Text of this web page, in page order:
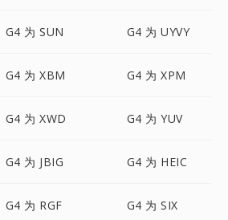
G4 为 SUN G4 为 UYVY
G4 为 XBM G4 为 XPM
G4 为 XWD G4 为 YUV
G4 为 JBIG G4 为 HEIC
G4 为 RGF G4 为 SIX